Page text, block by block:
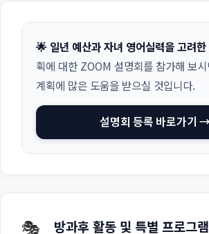
🌟 일년 예산과 자녀 영어실력을 고려한
획에 대한 ZOOM 설명회를 참가해 보
계획에 많은 도움을 받으실 것입니다.
설명회 등록 바로가기
🎭 방과후 활동 및 특별 프로그램